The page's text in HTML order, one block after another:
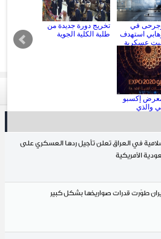
المحافظات
الفنانين
تخريج دورة جديدة من
طلبة الكلية الجوية
تعلن تأجيل ردها العسكري على